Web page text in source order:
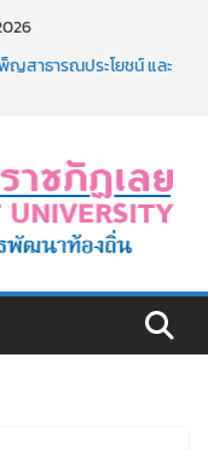
กปริญญาบัตร จำนวน
ญสาธารณประโยชน์ และ
างชั่วคราว (รายวัน)
อกงบประมาณ ประเภท
LRU ครั้งที่ 4 เปิดให้
สู่อนาคตที่ใช่